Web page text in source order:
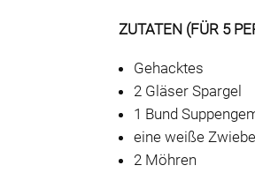
ZUTATEN (FÜR 5
Gehacktes
2 Gläser Spargel
1 Bund
eine weiße Zwiebel
2 Möhren